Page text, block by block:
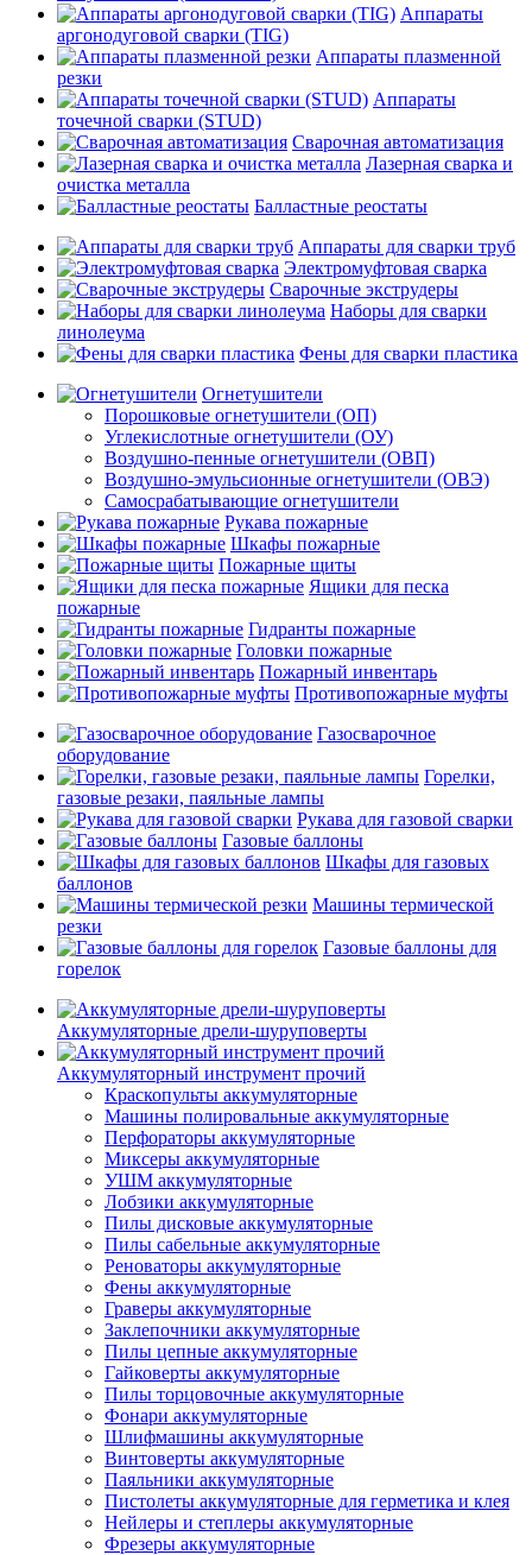
Аппараты
аргонодуговой сварки (TIG)
Аппараты плазменной
резки
Аппараты
точечной сварки (STUD)
Сварочная автоматизация
Лазерная сварка и
очистка металла
Балластные реостаты
Аппараты для сварки труб
Электромуфтовая сварка
Сварочные экструдеры
Наборы для сварки
линолеума
Фены для сварки пластика
Огнетушители
Порошковые огнетушители (ОП)
Углекислотные огнетушители (ОУ)
Воздушно-пенные огнетушители (ОВП)
Воздушно-эмульсионные огнетушители (ОВЭ)
Самосрабатывающие огнетушители
Рукава пожарные
Шкафы пожарные
Пожарные щиты
Ящики для песка
пожарные
Гидранты пожарные
Головки пожарные
Пожарный инвентарь
Противопожарные муфты
Газосварочное
оборудование
Горелки,
газовые резаки, паяльные лампы
Рукава для газовой сварки
Газовые баллоны
Шкафы для газовых
баллонов
Машины термической
резки
Газовые баллоны для
горелок
Аккумуляторные дрели-шуруповерты
Аккумуляторный инструмент прочий
Краскопульты аккумуляторные
Машины полировальные аккумуляторные
Перфораторы аккумуляторные
Миксеры аккумуляторные
УШМ аккумуляторные
Лобзики аккумуляторные
Пилы дисковые аккумуляторные
Пилы сабельные аккумуляторные
Реноваторы аккумуляторные
Фены аккумуляторные
Граверы аккумуляторные
Заклепочники аккумуляторные
Пилы цепные аккумуляторные
Гайковерты аккумуляторные
Пилы торцовочные аккумуляторные
Фонари аккумуляторные
Шлифмашины аккумуляторные
Винтоверты аккумуляторные
Паяльники аккумуляторные
Пистолеты аккумуляторные для герметика и клея
Нейлеры и степлеры аккумуляторные
Фрезеры аккумуляторные